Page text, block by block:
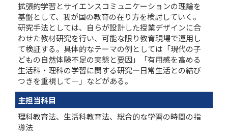
拡張的学習とサイエンスコミュニケーションの理論を
基盤として、我が国の教育の在り方を検討していく。
研究手法としては、自らが設計した授業デザインに合
わせた教材研究を行い、可能な限り教育現場で運用し
て検証する。具体的なテーマの例としては「現代の子
どもの自然体験不足の実態と要因」「有用感を高める
生活科・理科の学習に関する研究―日常生活との結び
つきを重視して―」などがある。
主担当科目
理科教育法、生活科教育法、総合的な学習の時間の指
導法